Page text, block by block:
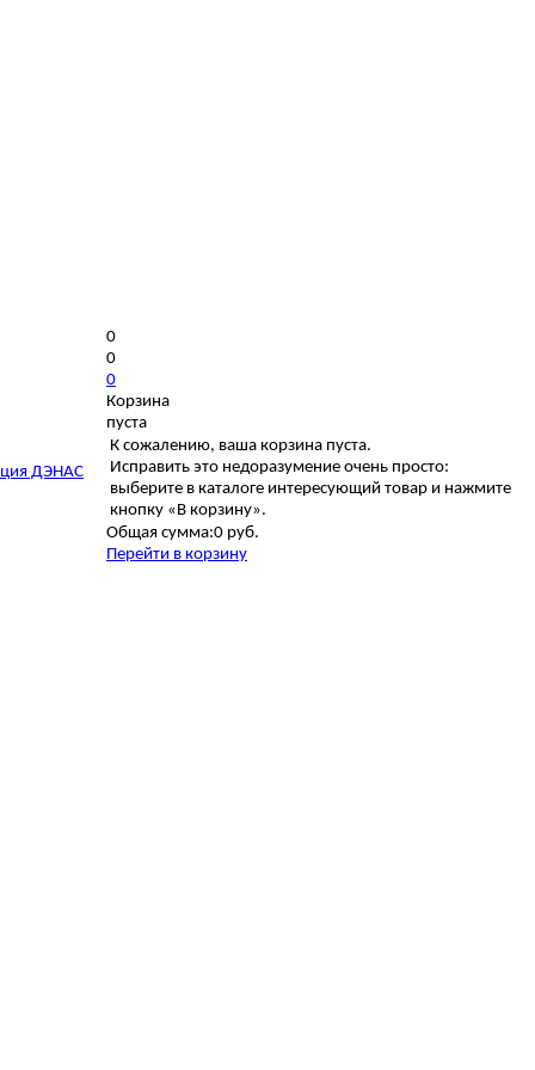
ДЭНАС
0
0
0
Корзина
пуста
К сожалению, ваша корзина пуста.
Исправить это недоразумение очень просто:
выберите в каталоге интересующий товар и нажмите
кнопку «В корзину».
Общая сумма:0 руб.
Перейти в корзину